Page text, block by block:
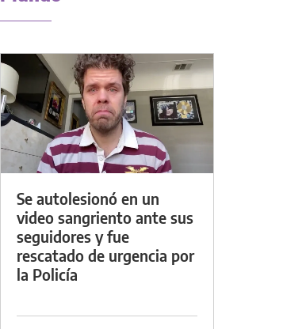
Se autolesionó en un
video sangriento ante sus
seguidores y fue
rescatado de urgencia por
la Policía